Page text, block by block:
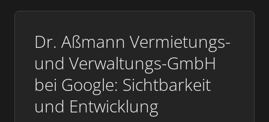
Dr. Aßmann Vermietungs-
und Verwaltungs-GmbH
bei Google: Sichtbarkeit
und Entwicklung